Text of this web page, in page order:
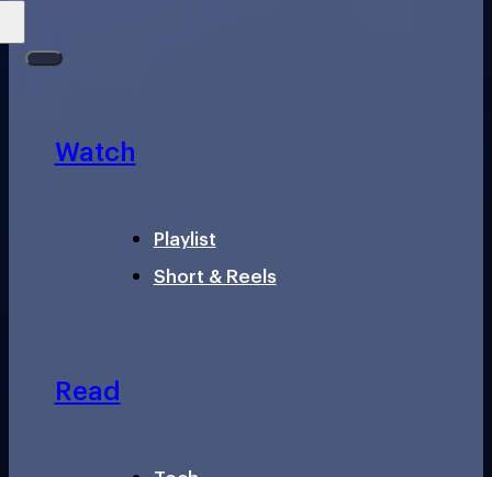
Watch
Playlist
Short & Reels
Read